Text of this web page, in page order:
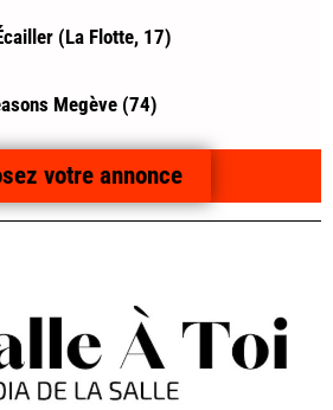
(La Flotte, 17)
Megève (74)
votre annonce